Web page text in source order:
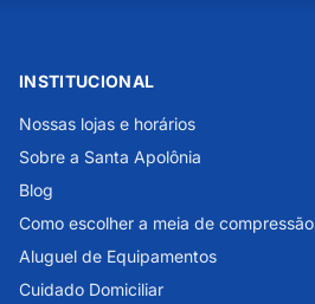
INSTITUCIONAL
Nossas lojas e horários
Sobre a Santa Apolônia
Blog
Como escolher a meia de compressão
Aluguel de Equipamentos
Cuidado Domiciliar